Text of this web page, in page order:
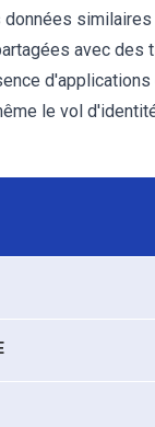
données
avec des
le vol